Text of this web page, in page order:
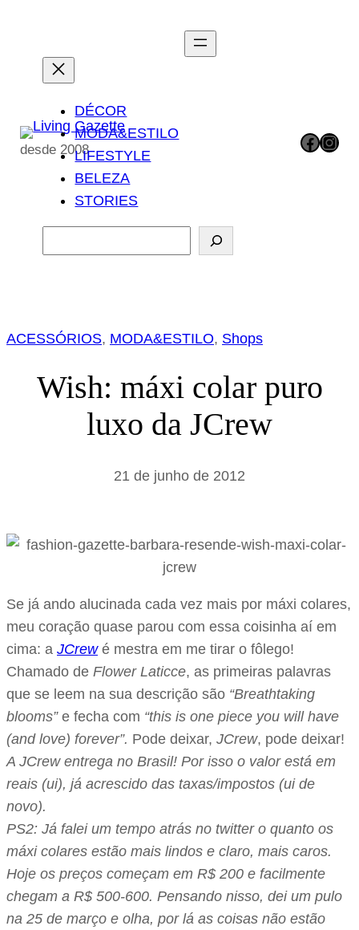
conteúdo
desde 2008
DÉCOR
MODA&ESTILO
LIFESTYLE
BELEZA
STORIES
e
i
a
Facebook Instagram
ACESSÓRIOS, MODA&ESTILO, Shops
Wish: máxi colar puro
luxo da JCrew
21 de junho de 2012
Se já ando alucinada cada vez mais por máxi colares,
meu coração quase parou com essa coisinha aí em
cima: a JCrewé mestra em me tirar o fôlego!
Chamado de Flower Laticce, as primeiras palavras
que se leem na sua descrição são “Breathtaking
blooms” e fecha com “this is one piece you will have
(and love) forever”. Pode deixar, JCrew, pode deixar!
A JCrew entrega no Brasil! Por isso o valor está em
reais (ui), já acrescido das taxas/impostos (ui de
novo).
PS2: Já falei um tempo atrás no twitter o quanto os
máxi colares estão mais lindos e claro, mais caros.
Hoje os preços começam em R$ 200 e facilmente
chegam a R$ 500-600. Pensando nisso, dei um pulo
na 25 de março e olha, por lá as coisas não estão